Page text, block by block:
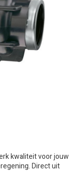
kwaliteit voor jouw
Direct uit